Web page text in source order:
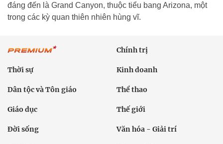
đáng đến là Grand Canyon, thuộc tiểu bang Arizona, một
trong các kỳ quan thiên nhiên hùng vĩ.
Chính trị
Thời sự Kinh doanh
Dân tộc và Tôn giáo Thể thao
Giáo dục Thế giới
Đời sống Văn hóa - Giải trí